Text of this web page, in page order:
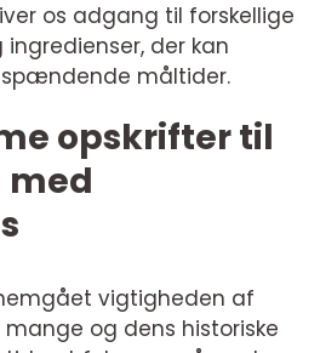
os adgang til forskellige
der kan
måltider.
opskrifter til
vigtigheden af
og dens historiske